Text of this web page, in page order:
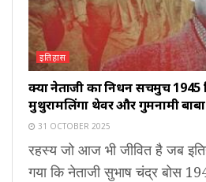
इतिहास
क्या नेताजी का निधन सचमुच 1945
मुथुरामलिंगा थेवर और गुमनामी
31 OCTOBER 2025
रहस्य जो आज भी जीवित है जब
गया कि नेताजी सुभाष चंद्र बोस